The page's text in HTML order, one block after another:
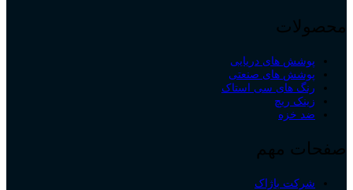
محصولات
پوشش های دریایی
پوشش های صنعتی
رنگ های سی استاک
زینک ریچ
ضد خزه
صفحات مهم
شرکت باژاک